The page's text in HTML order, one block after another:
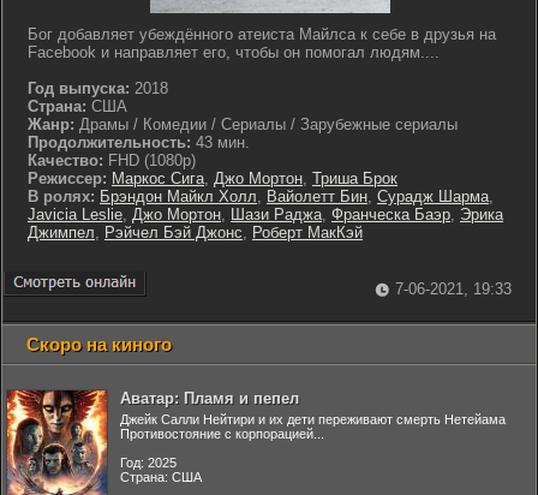
Бог добавляет убеждённого атеиста Майлса к себе в друзья на
Facebook и направляет его, чтобы он помогал людям....
Год выпуска: 2018
Страна: США
Жанр: Драмы / Комедии / Сериалы / Зарубежные сериалы
Продолжительность: 43 мин.
Качество: FHD (1080p)
Режиссер: Маркос Сига, Джо Мортон, Триша Брок
В ролях: Брэндон Майкл Холл, Вайолетт Бин, Сурадж Шарма,
Javicia Leslie, Джо Мортон, Шази Раджа, Франческа Баэр, Эрика
Джимпел, Рэйчел Бэй Джонс, Роберт МакКэй
7-06-2021, 19:33
Скоро на киного
Аватар: Пламя и пепел
Джейк Салли Нейтири и их дети переживают смерть Нетейама
Противостояние с корпорацией...
Год: 2025
Страна: США